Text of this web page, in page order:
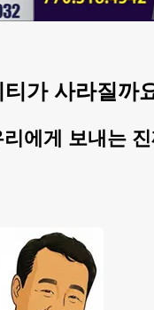
가 사라질까
에게 보내는 진